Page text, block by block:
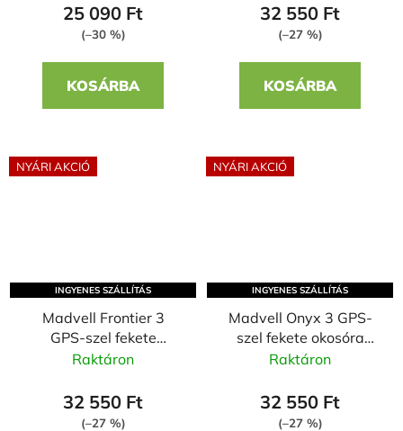
25 090 Ft
(–30 %)
KOSÁRBA
32 550 Ft
(–27 %)
KOSÁRBA
NYÁRI AKCIÓ
INGYENES SZÁLLÍTÁS
Madvell Frontier 3
GPS-szel fekete
okosóra narancssárga
szíjjal
Raktáron
32 550 Ft
(–27 %)
NYÁRI AKCIÓ
INGYENES SZÁLLÍTÁS
Madvell Onyx 3 GPS-
szel fekete okosóra
szilikon szíjjal
Raktáron
32 550 Ft
(–27 %)